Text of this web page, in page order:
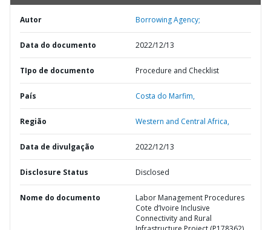
Autor Borrowing Agency;
Data do documento 2022/12/13
TIpo de documento Procedure and Checklist
País Costa do Marfim,
Região Western and Central Africa,
Data de divulgação 2022/12/13
Disclosure Status Disclosed
Nome do documento
Labor Management Procedures
Cote d’Ivoire Inclusive
Connectivity and Rural